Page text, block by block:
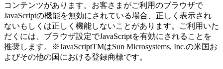
コンテンツがあります。お客さまがご利用のブラウザで
JavaScriptの機能を無効にされている場合、正しく表示され
ないもしくは正しく機能しないことがあります。ご利用いた
だくには、ブラウザ設定でJavaScriptを有効にされることを
推奨します。※JavaScriptTMはSun Microsystems, Inc.の米国お
よびその他の国における登録商標です。